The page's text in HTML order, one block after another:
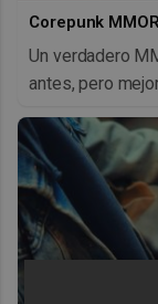
Corepunk
Un verdadero
antes, pero